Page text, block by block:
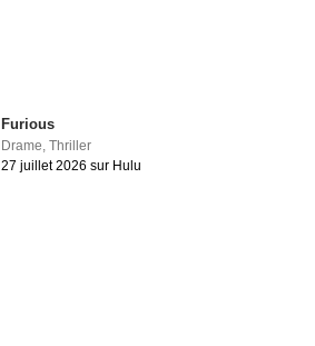
Furious
Drame ,Thriller
27 juillet 2026 sur Hulu